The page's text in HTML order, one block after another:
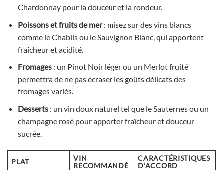
Chardonnay pour la douceur et la rondeur.
Poissons et fruits de mer: misez sur des vins blancs
comme le Chablis ou le Sauvignon Blanc, qui apportent
fraîcheur et acidité.
Fromages: un Pinot Noir léger ou un Merlot fruité
permettra de ne pas écraser les goûts délicats des
fromages variés.
Desserts: un vin doux naturel tel que le Sauternes ou un
champagne rosé pour apporter fraîcheur et douceur
sucrée.
PLAT
VIN
RECOMMANDÉ
CARACTÉRISTIQUES
D’ACCORD